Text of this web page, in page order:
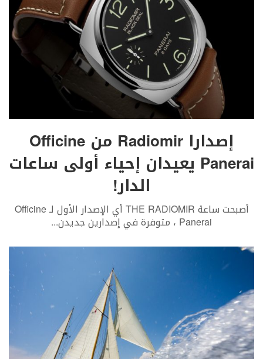
إصدارا Radiomir من Officine
Panerai يعيدان إحياء أولى ساعات
الدار!
أصبحت ساعة THE RADIOMIR أي الإصدار الأول لـ Officine
Panerai ، متوفرة في إصدارين جديدن ...